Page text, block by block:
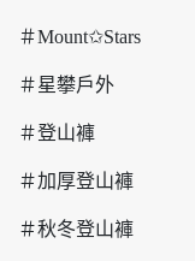
＃Mount✩Stars
＃星攀戶外
＃登山褲
＃加厚登山褲
＃秋冬登山褲